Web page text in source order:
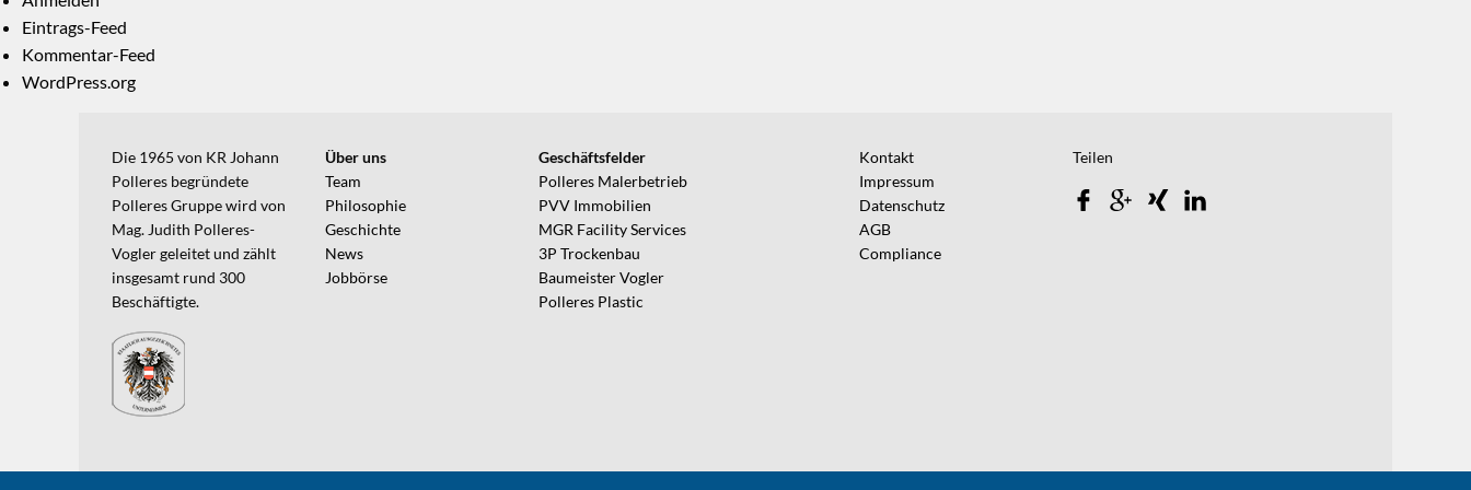
Eintrags-Feed
Kommentar-Feed
WordPress.org
Die 1965 von KR Johann
Polleres begründete
Polleres Gruppe wird von
Mag. Judith Polleres-
Vogler geleitet und zählt
insgesamt rund 300
Beschäftigte.
Über uns
Team
Philosophie
Geschichte
News
Jobbörse
Geschäftsfelder
Polleres Malerbetrieb
PVV Immobilien
MGR Facility Services
3P Trockenbau
Baumeister Vogler
Polleres Plastic
Kontakt
Impressum
Datenschutz
AGB
Compliance
Teilen